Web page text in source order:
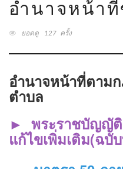
อำนาจหน้าที่
ยอดดู 127 ครั้ง
อำนาจหน้าที่ตาม
ตำบล
► พระราชบัญญัติ
แก้ไขเพิ่มเติม(ฉบั